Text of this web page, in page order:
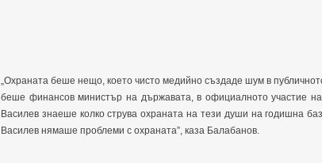
„Охраната беше нещо, което чисто медийно създаде шум в
беше финансов министър на държавата, в официалното участие
Василев знаеше колко струва охраната на тези души на годишна
Василев нямаше проблеми с охраната”, каза Балабанов.